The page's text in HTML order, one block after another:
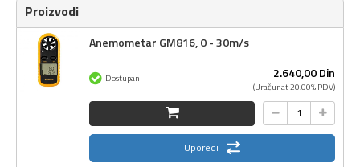
Proizvodi
Anemometar GM816, 0 - 30m/s
2.640,00Din
(Uračunat 20.00% PDV)
Dostupan
Uporedi